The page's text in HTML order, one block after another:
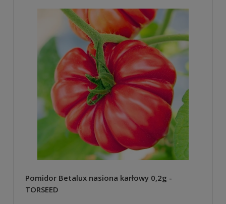
Pomidor Betalux nasiona karłowy 0,2g -
TORSEED